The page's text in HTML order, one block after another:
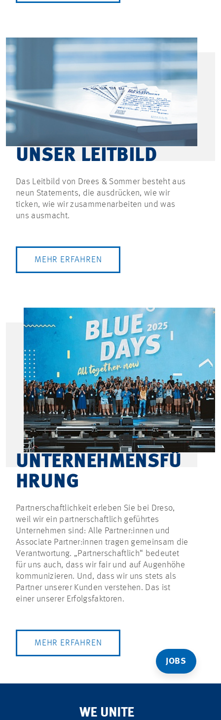
JOBS
UNSER LEITBILD
Das Leitbild von Drees & Sommer besteht aus
neun Statements, die ausdrücken, wie wir
ticken, wie wir zusammenarbeiten und was
uns ausmacht.
MEHR ERFAHREN
UNTERNEHMENSFÜ
HRUNG
Partnerschaftlichkeit erleben Sie bei Dreso,
weil wir ein partnerschaftlich geführtes
Unternehmen sind: Alle Partner:innen und
Associate Partner:innen tragen gemeinsam die
Verantwortung. „Partnerschaftlich“ bedeutet
für uns auch, dass wir fair und auf Augenhöhe
kommunizieren. Und, dass wir uns stets als
Partner unserer Kunden verstehen. Das ist
einer unserer Erfolgsfaktoren.
MEHR ERFAHREN
WE UNITE